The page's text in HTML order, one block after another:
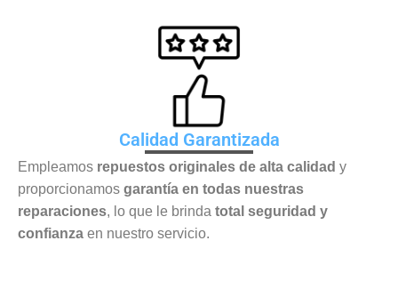
Calidad Garantizada
Empleamos repuestos originales de alta calidad y
proporcionamos garantía en todas nuestras
reparaciones, lo que le brinda total seguridad y
confianza en nuestro servicio.